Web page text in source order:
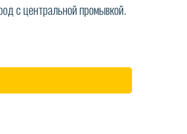
с центральной промывкой.